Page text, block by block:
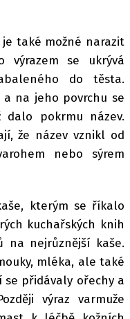
také možné narazit
výrazem se ukrývá
do těsta.
na jeho povrchu se
dalo pokrmu název.
že název vznikl od
nebo sýrem
kterým se říkalo
kuchařských knih
na nejrůznější kaše.
mléka, ale také
přidávaly ořechy a
výraz varmuže